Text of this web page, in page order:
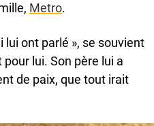
Metro.
lui ont parlé », se souvient
pour lui. Son père lui a
de paix, que tout irait